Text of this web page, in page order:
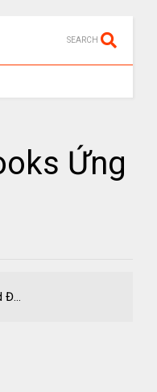
SEARCH
Ứng